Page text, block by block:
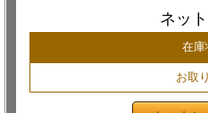
ネッ
在庫
お取